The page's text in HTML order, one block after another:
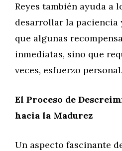
Reyes también ayuda a
desarrollar la paciencia
que algunas
inmediatas, sino que
veces, esfuerzo personal.
El Proceso de
hacia la Madurez
Un aspecto fascinante